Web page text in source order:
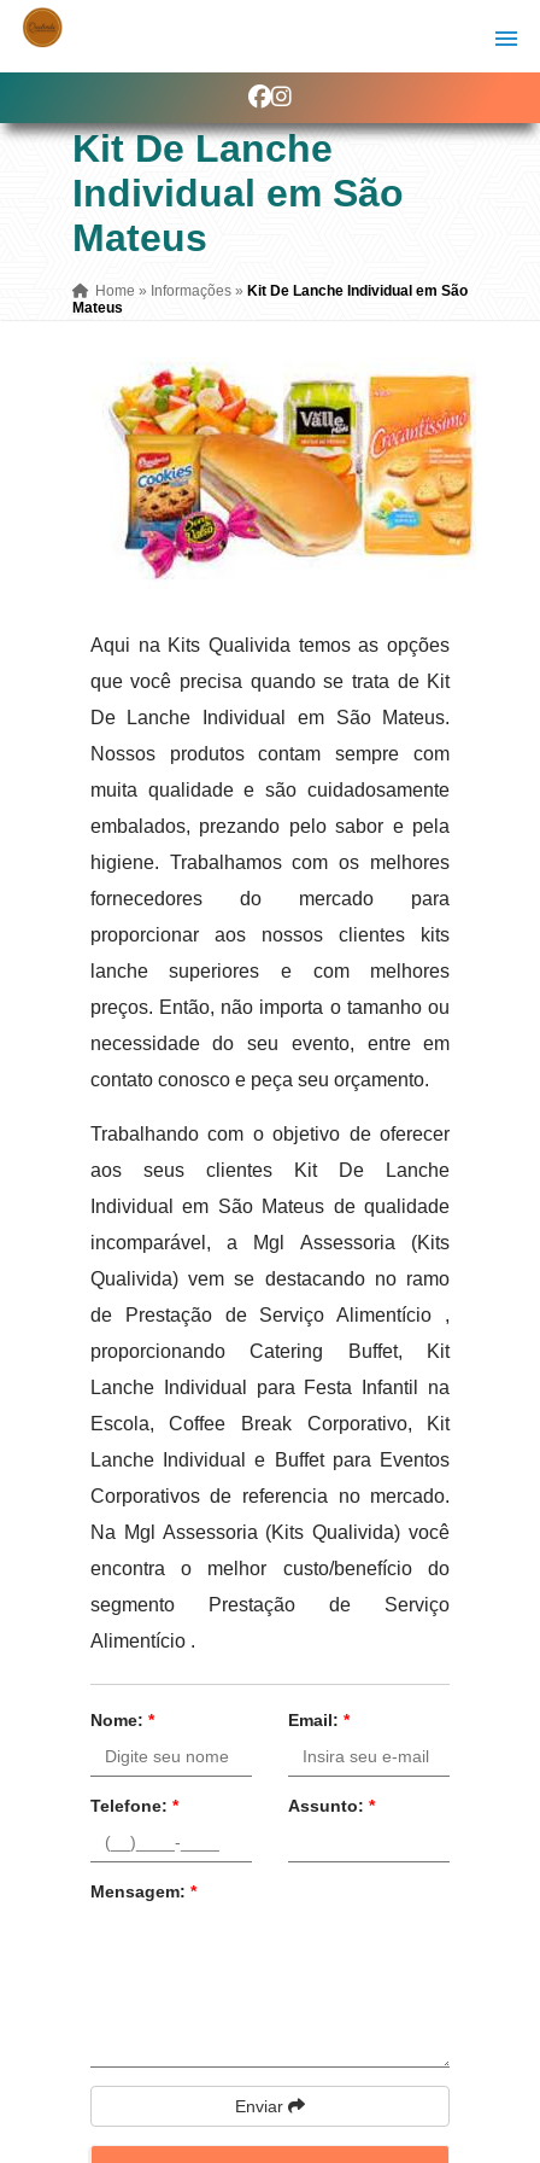
Kit De Lanche
Individual em São
Mateus
Home » Informações » Kit De Lanche Individual em São
Mateus
Aqui na Kits Qualivida temos as opções
que você precisa quando se trata de Kit
De Lanche Individual em São Mateus.
Nossos produtos contam sempre com
muita qualidade e são cuidadosamente
embalados, prezando pelo sabor e pela
higiene. Trabalhamos com os melhores
fornecedores do mercado para
proporcionar aos nossos clientes kits
lanche superiores e com melhores
preços. Então, não importa o tamanho ou
necessidade do seu evento, entre em
contato conosco e peça seu orçamento.
Trabalhando com o objetivo de oferecer
aos seus clientes Kit De Lanche
Individual em São Mateus de qualidade
incomparável, a Mgl Assessoria (Kits
Qualivida) vem se destacando no ramo
de Prestação de Serviço Alimentício ,
proporcionando Catering Buffet, Kit
Lanche Individual para Festa Infantil na
Escola, Coffee Break Corporativo, Kit
Lanche Individual e Buffet para Eventos
Corporativos de referencia no mercado.
Na Mgl Assessoria (Kits Qualivida) você
encontra o melhor custo/benefício do
segmento Prestação de Serviço
Alimentício .
Nome: * Email: *
Telefone: * Assunto: *
Mensagem: *
Enviar